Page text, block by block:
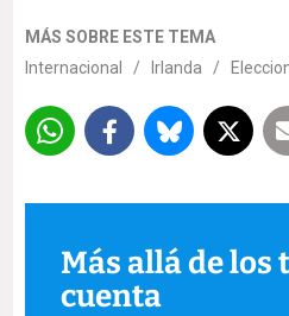
MÁS SOBRE ESTE TEMA
Internacional
/ Irlanda /
Más allá de
cuenta